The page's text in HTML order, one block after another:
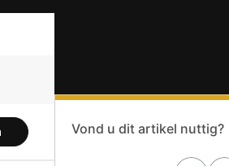
Vond u dit artikel nuttig?